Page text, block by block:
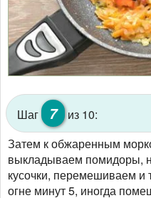
Шаг 7
из 10:
Затем к обжаренным
выкладываем помидоры,
кусочки, перемешиваем
огне минут 5, иногда